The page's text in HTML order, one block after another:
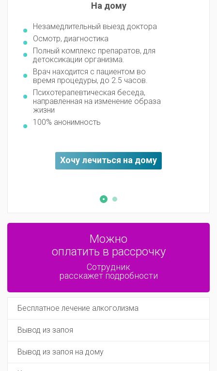
На дому
Незамедлительный выезд доктора
Осмотр, диагностика
Полный комплекс препаратов, для
детоксикации организма.
Врач находится с пациентом во
время процедуры, до 2.5 часов.
Психотерапевтическая беседа,
направленная на изменение образа
жизни
100% анонимность
Хочу лечиться на дому
Можно
оплатить в рассрочку
Сотрудник
расскажет подробности
Бесплатное лечение алкоголизма
Вывод из запоя
Вывод из запоя на дому